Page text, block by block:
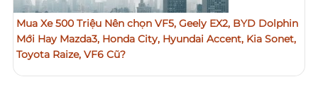
Mua Xe 500 Triệu Nên chọn VF5, Geely EX2, BYD Dolphin
Mới Hay Mazda3, Honda City, Hyundai Accent, Kia Sonet,
Toyota Raize, VF6 Cũ?